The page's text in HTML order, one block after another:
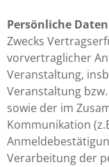
Persönliche
Zwecks
vorvertraglicher
Veranstaltung,
Veranstaltung
sowie der im
Kommunikation
Verarbeitung der